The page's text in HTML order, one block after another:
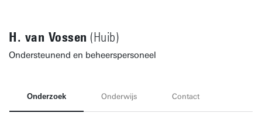
H. van Vossen (Huib)
Ondersteunend en beheerspersoneel
Onderzoek Onderwijs Contact